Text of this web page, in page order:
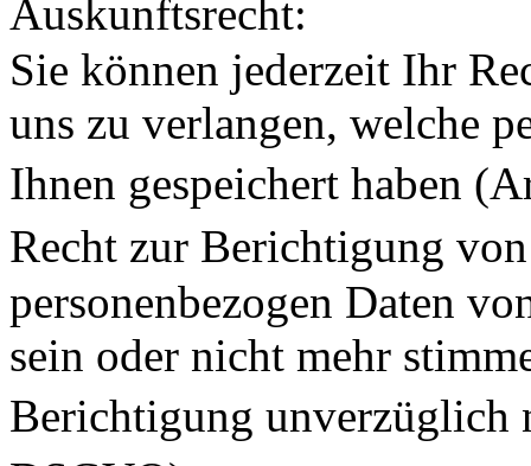
Auskunftsrecht:
Sie können jederzeit Ihr
uns zu verlangen, welche
Ihnen gespeichert haben
Recht zur Berichtigung
personenbezogen Daten
sein oder nicht mehr
Berichtigung